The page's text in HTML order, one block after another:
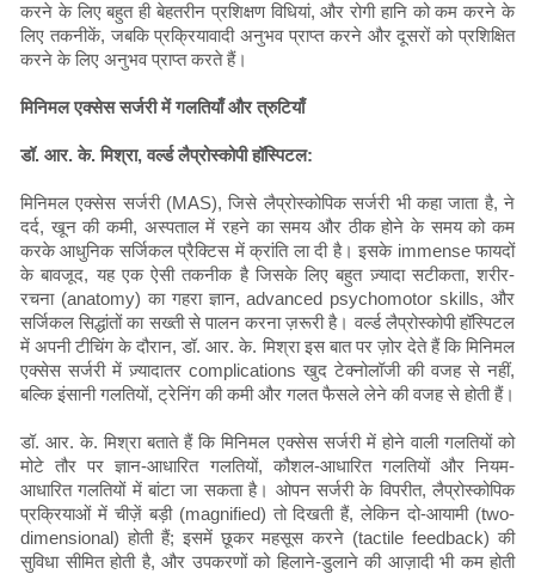
करने के लिए बहुत ही बेहतरीन प्रशिक्षण विधियां, और रोगी हानि को कम करने के
लिए तकनीकें, जबकि प्रक्रियावादी अनुभव प्राप्त करने और दूसरों को प्रशिक्षित
करने के लिए अनुभव प्राप्त करते हैं।
मिनिमल एक्सेस सर्जरी में गलतियाँ और त्रुटियाँ
डॉ. आर. के. मिश्रा, वर्ल्ड लैप्रोस्कोपी हॉस्पिटल:
मिनिमल एक्सेस सर्जरी (MAS), जिसे लैप्रोस्कोपिक सर्जरी भी कहा जाता है, ने
दर्द, खून की कमी, अस्पताल में रहने का समय और ठीक होने के समय को कम
करके आधुनिक सर्जिकल प्रैक्टिस में क्रांति ला दी है। इसके immense फायदों
के बावजूद, यह एक ऐसी तकनीक है जिसके लिए बहुत ज़्यादा सटीकता, शरीर-
रचना (anatomy) का गहरा ज्ञान, advanced psychomotor skills, और
सर्जिकल सिद्धांतों का सख्ती से पालन करना ज़रूरी है। वर्ल्ड लैप्रोस्कोपी हॉस्पिटल
में अपनी टीचिंग के दौरान, डॉ. आर. के. मिश्रा इस बात पर ज़ोर देते हैं कि मिनिमल
एक्सेस सर्जरी में ज़्यादातर complications खुद टेक्नोलॉजी की वजह से नहीं,
बल्कि इंसानी गलतियों, ट्रेनिंग की कमी और गलत फैसले लेने की वजह से होती हैं।
डॉ. आर. के. मिश्रा बताते हैं कि मिनिमल एक्सेस सर्जरी में होने वाली गलतियों को
मोटे तौर पर ज्ञान-आधारित गलतियों, कौशल-आधारित गलतियों और नियम-
आधारित गलतियों में बांटा जा सकता है। ओपन सर्जरी के विपरीत, लैप्रोस्कोपिक
प्रक्रियाओं में चीज़ें बड़ी (magnified) तो दिखती हैं, लेकिन दो-आयामी (two-
dimensional) होती हैं; इसमें छूकर महसूस करने (tactile feedback) की
सुविधा सीमित होती है, और उपकरणों को हिलाने-डुलाने की आज़ादी भी कम होती